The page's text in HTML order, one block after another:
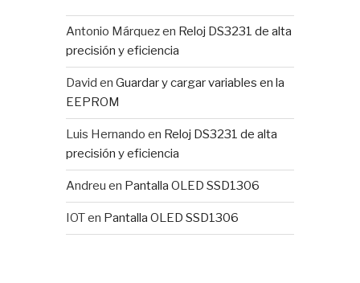
Antonio Márquezen Reloj DS3231 de alta
precisión y eficiencia
David enGuardar y cargar variables en la
EEPROM
Luis Hernando en Reloj DS3231 de alta
precisión y eficiencia
Andreu en Pantalla OLED SSD1306
IOTen Pantalla OLED SSD1306